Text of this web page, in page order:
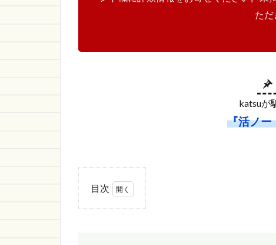
ただ
katsuが
『活ノー
目次